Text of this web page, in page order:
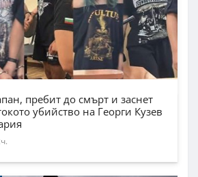
пребит до смърт и заснет
убийство на Георги Кузев